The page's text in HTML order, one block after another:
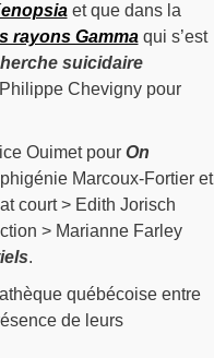
et que dans la
rayons Gammaqui s’est
suicidaire
Chevigny pour
Ouimet pour On
Marcoux-Fortier et
court > Edith Jorisch
> Marianne Farley
.
québécoise entre
de leurs